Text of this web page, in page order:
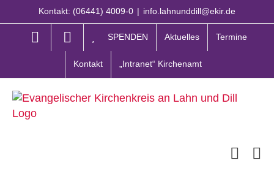
Inhalt
Kontakt: (06441) 4009-0 | info.lahnunddill@ekir.de
SPENDEN Aktuelles Termine
Kontakt „Intranet“ Kirchenamt